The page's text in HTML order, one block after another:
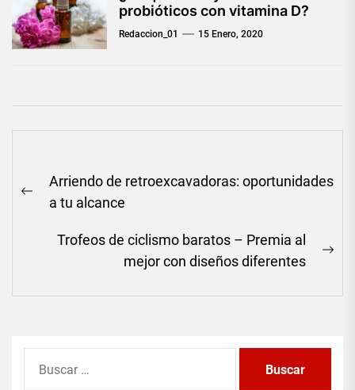
probióticos con vitamina D?
Redaccion_01 15 Enero, 2020
de
entradas
Previous
Arriendo de retroexcavadoras: oportunidades
a tu alcance
Trofeos de ciclismo baratos – Premia al
mejor con diseños diferentes